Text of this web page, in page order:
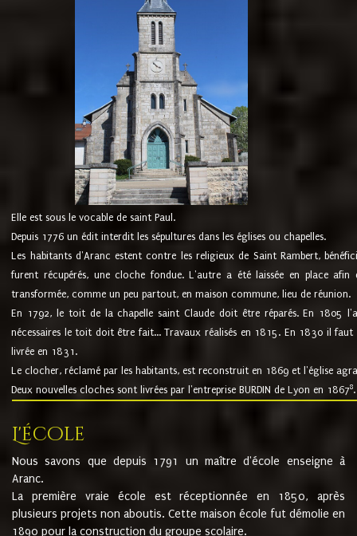
Elle est sous le vocable de saint Paul.
Depuis 1776 un édit interdit les sépultures dans les églises ou chapelles.
Les habitants d'Aranc estent contre les religieux de Saint Rambert,
furent récupérés, une cloche fondue. L'autre a été laissée en place
transformée, comme un peu partout, en maison commune, lieu de réunion.
En 1792, le toit de la chapelle saint Claude doit être réparés. En 1805
nécessaires le toit doit être fait... Travaux réalisés en 1815. En 1830 il
livrée en 1831.
Le clocher, réclamé par les habitants, est reconstruit en 1869 et l'église
Deux nouvelles cloches sont livrées par l'entreprise BURDIN de Lyon en 18678.
L'école
Nous savons que depuis 1791 un maître d'école enseigne à
Aranc.
La première vraie école est réceptionnée en 1850, après
plusieurs projets non aboutis. Cette maison école fut démolie en
1890 pour la construction du groupe scolaire.